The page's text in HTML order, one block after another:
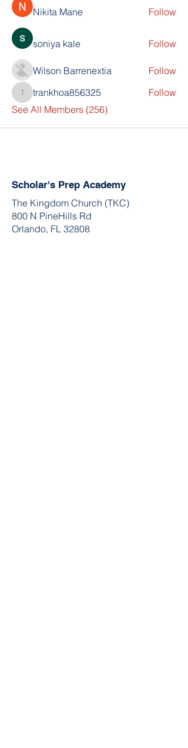
Nikita Mane Follow
soniya kale Follow
Wilson Barrenextia Follow
trankhoa856325
trankhoa856325
Follow
See All Members (256)
Scholar's Prep Academy
The Kingdom Church (TKC)
800 N PineHills Rd
Orlando, FL 32808